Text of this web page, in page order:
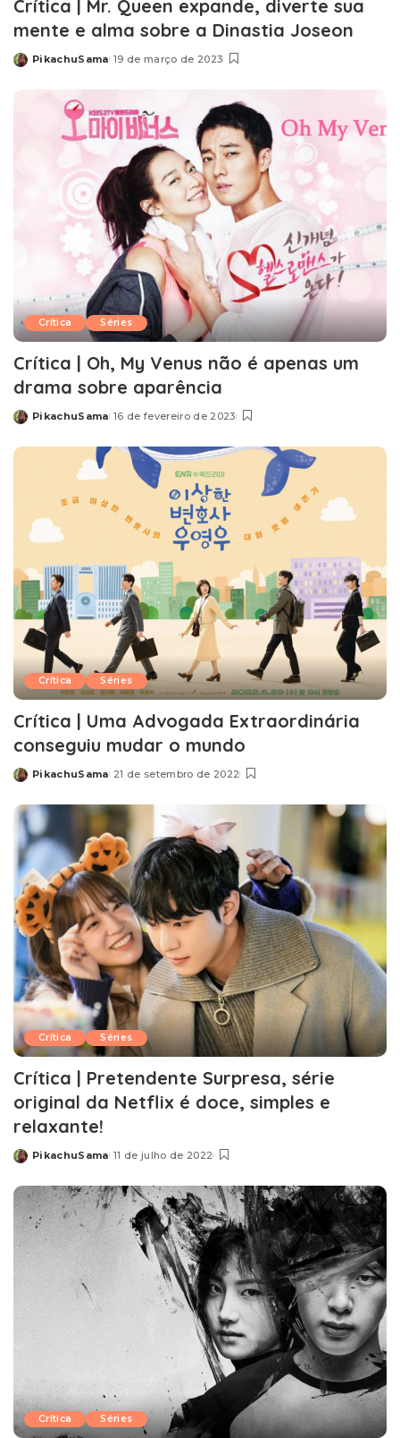
Crítica | Mr. Queen expande, diverte sua
mente e alma sobre a Dinastia Joseon
Posted
PikachuSama 19 de março de 2023
Crítica Séries
Crítica | Oh, My Venus não é apenas um
drama sobre aparência
Posted
PikachuSama 16 de fevereiro de 2023
Crítica Séries
Crítica | Uma Advogada Extraordinária
conseguiu mudar o mundo
Posted
PikachuSama 21 de setembro de 2022
Crítica Séries
Crítica | Pretendente Surpresa, série
original da Netflix é doce, simples e
relaxante!
Posted
PikachuSama 11 de julho de 2022
Crítica Séries